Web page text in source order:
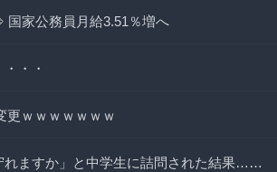
家公務員月給3.51％増へ
・・
更ｗｗｗｗｗｗｗ
れますか」と中学生に詰問された結果……